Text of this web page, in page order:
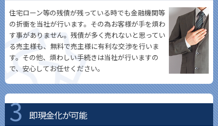
住宅ローン等の残債が残っている時でも金融機関等
の折衝を当社が行います。その為お客様が手を煩わ
す事がありません。残債が多く売れないと思ってい
る売主様も、無料で売主様に有利な交渉を行いま
す。その他、煩わしい手続きは当社が行いますの
で、安心してお任せください。
即現金化が可能